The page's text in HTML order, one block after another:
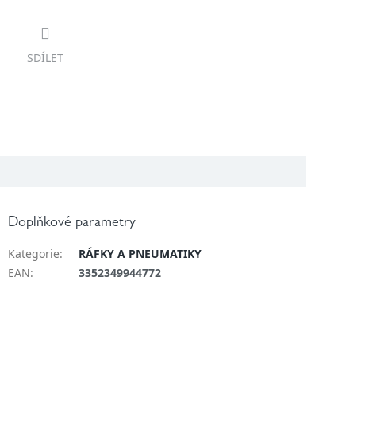
SDÍLET
Doplňkové parametry
Kategorie:
RÁFKY A PNEUMATIKY
EAN: 3352349944772